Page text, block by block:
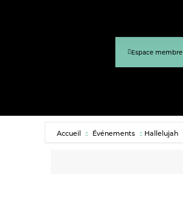
Espace membre
Accueil Événements Hallelujah